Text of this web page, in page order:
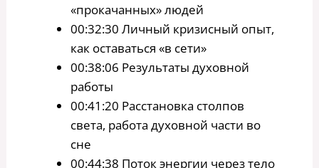
«прокачанных» людей
00:32:30 Личный кризисный опыт,
как оставаться «в сети»
00:38:06 Результаты духовной
работы
00:41:20 Расстановка столпов
света, работа духовной части во
сне
00:44:38 Поток энергии через тело